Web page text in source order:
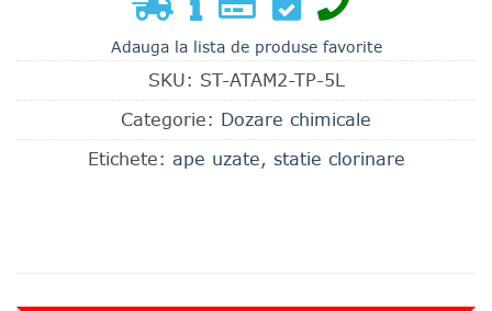
Adauga la lista de produse favorite
SKU: ST-ATAM2-TP-5L
Categorie: Dozare chimicale
Etichete: ape uzate, statie clorinare